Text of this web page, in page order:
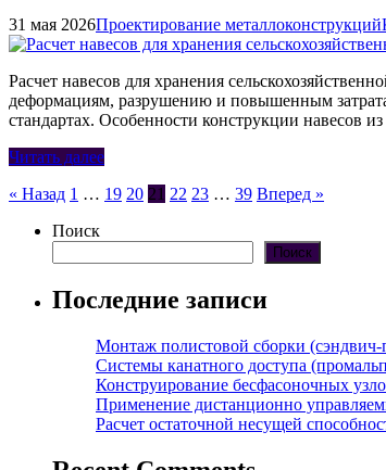
31 мая 2026Проектирование металлоконструкций
Расчет навесов для хранения
деформациям, разрушению и повышенным
стандартах. Особенности конструкции навесов
Читать далее
Пагинация
записей
« Назад 1 … 19 20 21 22 23 … 39 Вперед »
Поиск
Поиск
Последние записи
Монтаж полистовой сборки
Системы канатного доступа
Конструирование бесфасоночных
Применение дистанционно
Расчет остаточной несущей